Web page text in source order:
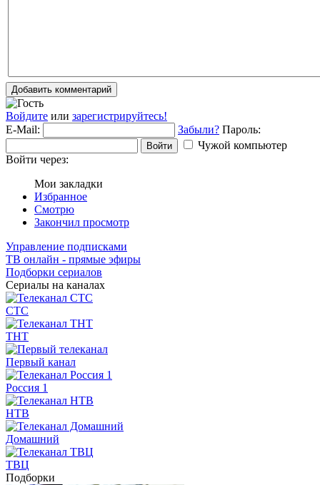
Добавить комментарий
Войдите или зарегистрируйтесь!
E-Mail:
Забыли? Пароль:
Войти
Чужой компьютер
Войти через:
Мои закладки
Избранное
Смотрю
Закончил просмотр
Управление подписками
ТВ онлайн - прямые эфиры
Подборки сериалов
Сериалы на каналах
СТС
ТНТ
Первый канал
Россия 1
НТВ
Домашний
ТВЦ
Подборки